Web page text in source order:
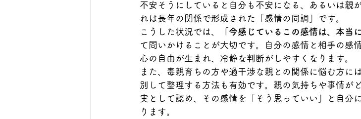
不安そうにしていると自分も不安になる、あるいは
れは長年の関係で形成された「感情の同調」です。
こうした状況では、
「今感じているこの感情は、本当
て問いかけることが大切です。自分の感情と相手の感
心の自由が生まれ、冷静な判断がしやすくなります。
また、毒親育ちの方や過干渉な親との関係に悩む方に
別して整理する方法も有効です。親の気持ちや事情が
実として認め、その感情を「そう思っていい」と自分
ります。